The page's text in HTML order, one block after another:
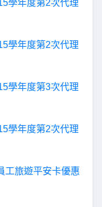
學年度第2次代理
學年度第2次代理
學年度第3次代理
學年度第2次代理
工旅遊平安卡優惠